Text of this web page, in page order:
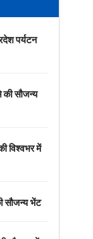
पर्यटन
की सौजन्य
विश्वभर में
सौजन्य भेंट